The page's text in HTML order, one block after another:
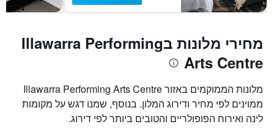
מחירי מלונות בIllawarra Performing
Arts Centre
מלונות הממוקמים באזור Illawarra Performing Arts Centre
ממוינים לפי מחיר ודירוג המלון. בנוסף, שמנו דגש על מקומות
לינה ואירוח הפופולריים והטובים ביותר לפי דירוג.